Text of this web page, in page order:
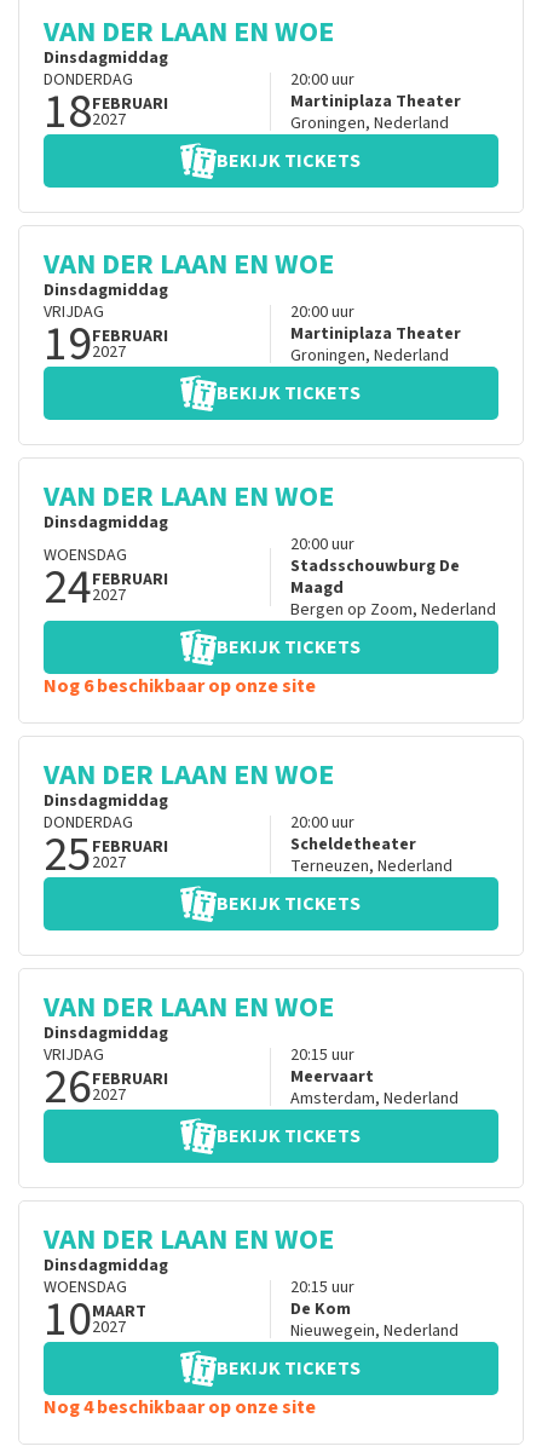
VAN DER LAAN EN WOE
Dinsdagmiddag
DONDERDAG
18FEBRUARI
2027
20:00uur
Martiniplaza Theater
Groningen, Nederland
BEKIJK TICKETS
VAN DER LAAN EN WOE
Dinsdagmiddag
VRIJDAG
19FEBRUARI
2027
20:00uur
Martiniplaza Theater
Groningen, Nederland
BEKIJK TICKETS
VAN DER LAAN EN WOE
Dinsdagmiddag
WOENSDAG
24FEBRUARI
2027
20:00uur
Stadsschouwburg De
Maagd
Bergen op Zoom, Nederland
BEKIJK TICKETS
Nog 6 beschikbaar op onze site
VAN DER LAAN EN WOE
Dinsdagmiddag
DONDERDAG
25FEBRUARI
2027
20:00uur
Scheldetheater
Terneuzen, Nederland
BEKIJK TICKETS
VAN DER LAAN EN WOE
Dinsdagmiddag
VRIJDAG
26FEBRUARI
2027
20:15 uur
Meervaart
Amsterdam, Nederland
BEKIJK TICKETS
VAN DER LAAN EN WOE
Dinsdagmiddag
WOENSDAG
10MAART
2027
20:15 uur
De Kom
Nieuwegein, Nederland
BEKIJK TICKETS
Nog 4 beschikbaar op onze site